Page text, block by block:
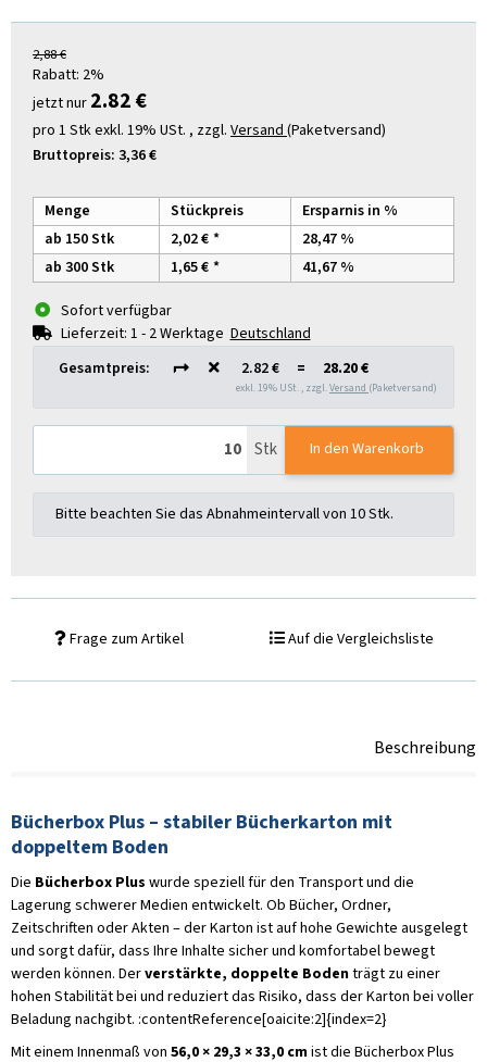
Sofort verfügbar
Lieferzeit: 1 - 2 Werktage Deutschland
Gesamtpreis:
2.82 € = 28.20 €
exkl. 19% USt. , zzgl.Versand (Paketversand)
Stk In den Warenkorb
x
Bitte beachten Sie das Abnahmeintervall von 10 Stk.
2,88 €
Rabatt: 2%
jetzt nur 2.82 €
pro 1 Stkexkl. 19% USt. , zzgl. Versand (Paketversand)
Bruttopreis: 3,36 €
Menge Stückpreis
Ersparnis in %
ab 150 Stk
2,02 € *
28,47 %
ab 300 Stk
1,65 € * 41,67 %
Frage zum Artikel Auf die Vergleichsliste
Beschreibung
Bücherbox Plus – stabiler Bücherkarton mit
doppeltem Boden
Die Bücherbox Plus wurde speziell für den Transport und die
Lagerung schwerer Medien entwickelt. Ob Bücher, Ordner,
Zeitschriften oder Akten – der Karton ist auf hohe Gewichte ausgelegt
und sorgt dafür, dass Ihre Inhalte sicher und komfortabel bewegt
werden können. Derverstärkte, doppelte Bodenträgt zu einer
hohen Stabilität bei und reduziert das Risiko, dass der Karton bei voller
Beladung nachgibt. :contentReference[oaicite:2]{index=2}
Mit einem Innenmaß von 56,0 × 29,3 × 33,0 cmist die Bücherbox Plus